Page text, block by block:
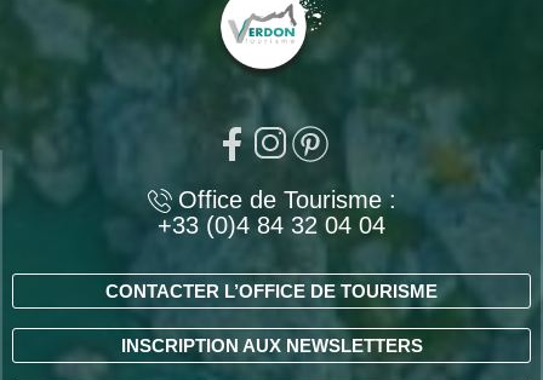
Office de Tourisme :
+33 (0)4 84 32 04 04
CONTACTER L’OFFICE DE TOURISME
INSCRIPTION AUX NEWSLETTERS